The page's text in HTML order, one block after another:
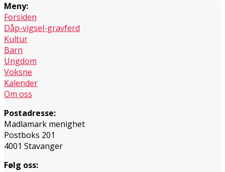
Meny:
Forsiden
Dåp-vigsel-gravferd
Kultur
Barn
Ungdom
Voksne
Kalender
Om oss
Postadresse:
Madlamark menighet
Postboks 201
4001 Stavanger
Følg oss: